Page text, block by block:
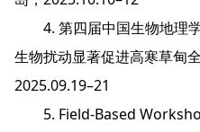
4. 第四届中国生物地理
生物扰动显著促进高寒草甸
2025.09.19–21
5. Field-Based